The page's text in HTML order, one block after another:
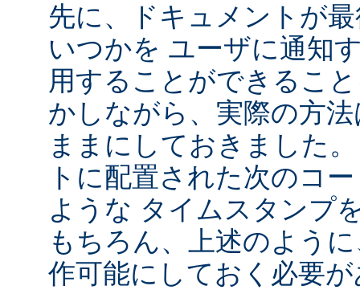
先に、ドキュメントが
いつかを ユーザに通知
用することができるこ
かしながら、実際の方
ままにしておきました
トに配置された次のコ
ような タイムスタンプ
もちろん、上述のよう
作可能にしておく必要